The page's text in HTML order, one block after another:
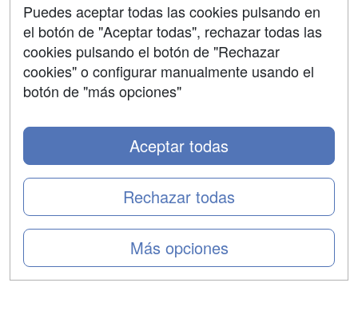
Copyleft
Puedes aceptar todas las cookies pulsando en
el botón de "Aceptar todas", rechazar todas las
cookies pulsando el botón de "Rechazar
cookies" o configurar manualmente usando el
botón de "más opciones"
Más opciones
Rechazar todas
Aceptar todas